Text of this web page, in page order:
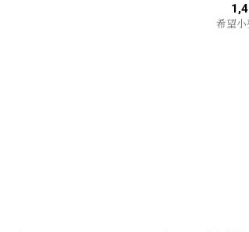
希望小